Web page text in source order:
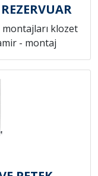
klozet
- montaj